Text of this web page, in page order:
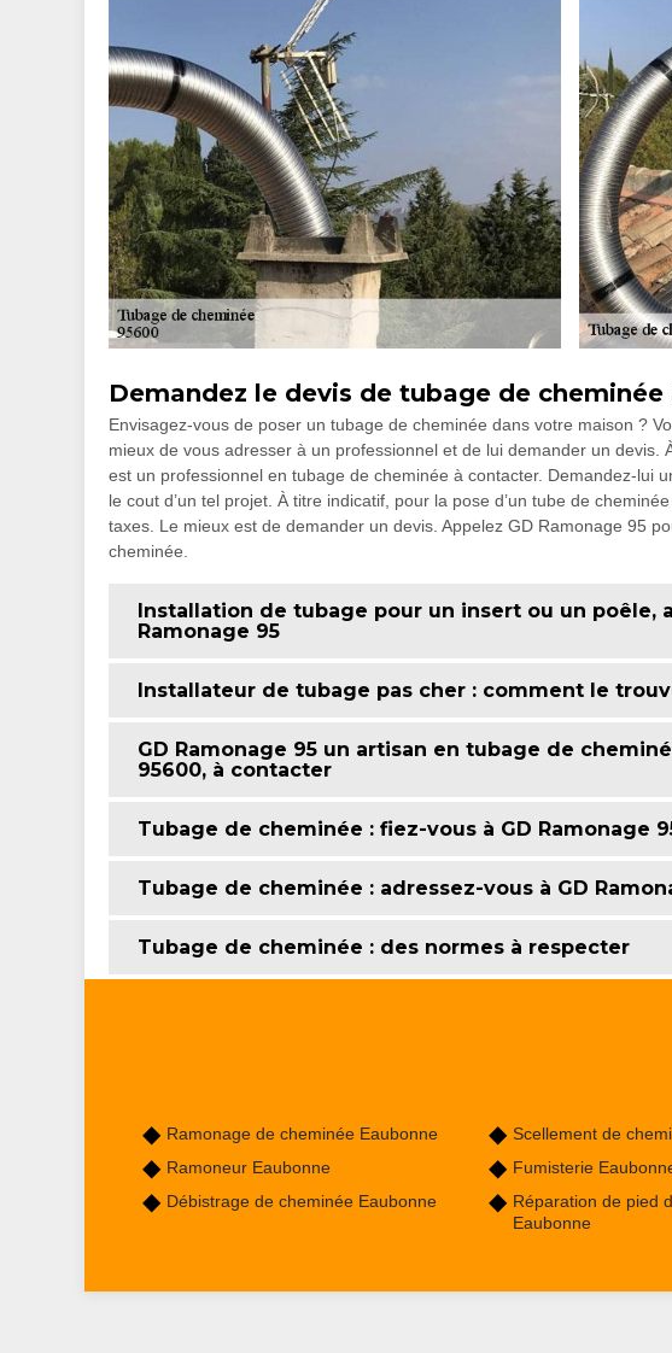
Demandez le devis de tubage de cheminée
Envisagez-vous de poser un tubage de cheminée dans votre maison ?
mieux de vous adresser à un professionnel et de lui demander un devis.
est un professionnel en tubage de cheminée à contacter. Demandez-lui
le cout d’un tel projet. À titre indicatif, pour la pose d’un tube de
taxes. Le mieux est de demander un devis. Appelez GD Ramonage 95
cheminée.
Installation de tubage pour un insert ou un poêle,
Ramonage 95
Installateur de tubage pas cher : comment le
GD Ramonage 95 un artisan en tubage de
95600, à contacter
Tubage de cheminée : fiez-vous à GD Ramonage
Tubage de cheminée : adressez-vous à GD
Tubage de cheminée : des normes à respecter
Ramonage de cheminée Eaubonne
Ramoneur Eaubonne
Débistrage de cheminée Eaubonne
Scellement de
Fumisterie
Réparation de pied
Eaubonne